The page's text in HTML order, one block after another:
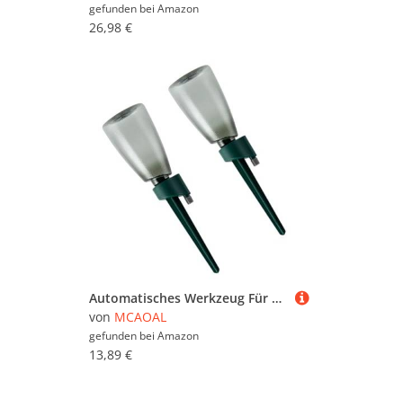
gefunden bei Amazon
26,98 €
Automatisches Werkzeug Für Pflanzenwässerungsgerät Tropfbewässerung Innengärten Und Zuhause Decors Ideal Mehrere POTS Typen Automatische Wasserversorgung
von MCAOAL
gefunden bei Amazon
13,89 €